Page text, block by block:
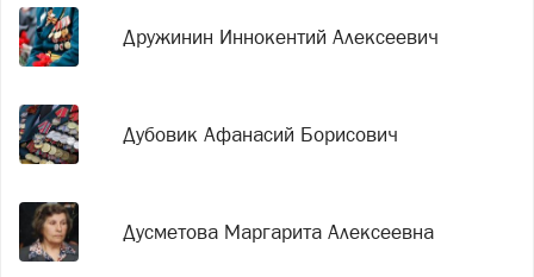
Дружинин Иннокентий Алексеевич
Дубовик Афанасий Борисович
Дусметова Маргарита Алексеевна